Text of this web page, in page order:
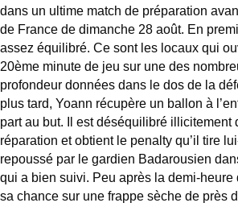
dans un ultime match de préparation
de France de dimanche 28 août. En
assez équilibré. Ce sont les locaux qui
20ème minute de jeu sur une des
profondeur données dans le dos de la
plus tard, Yoann récupère un ballon à
part au but. Il est déséquilibré illicitement
réparation et obtient le penalty qu’il tire
repoussé par le gardien Badarousien
qui a bien suivi. Peu après la demi-heure
sa chance sur une frappe sèche de près